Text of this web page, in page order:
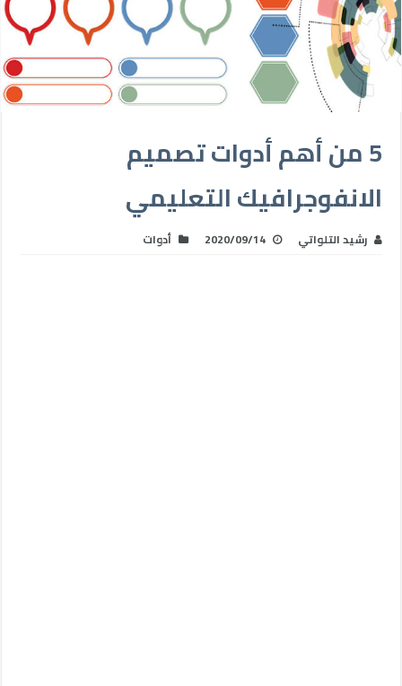
5 من أهم أدوات تصميم
الانفوجرافيك التعليمي
رشيد التلواتي 2020/09/14 أدوات